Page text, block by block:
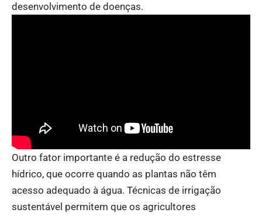
desenvolvimento de doenças.
Outro fator importante é a redução do estresse
hídrico, que ocorre quando as plantas não têm
acesso adequado à água. Técnicas de irrigação
sustentável permitem que os agricultores